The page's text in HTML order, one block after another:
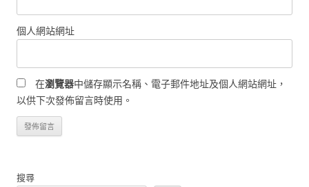
個人網站網址
在瀏覽器中儲存顯示名稱、電子郵件地址及個人網站網址，
以供下次發佈留言時使用。
搜尋